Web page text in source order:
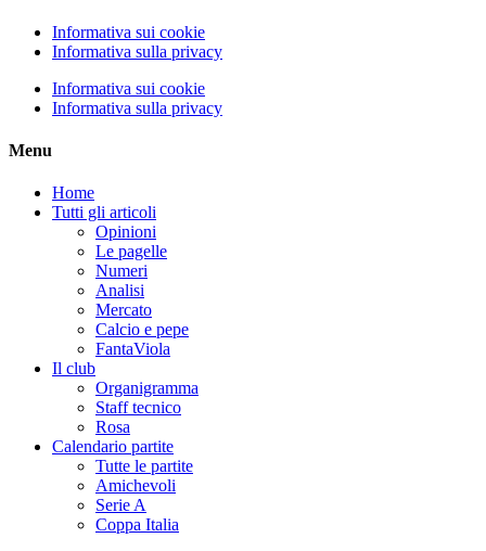
Informativa sui cookie
Informativa sulla privacy
Informativa sui cookie
Informativa sulla privacy
Menu
Home
Tutti gli articoli
Opinioni
Le pagelle
Numeri
Analisi
Mercato
Calcio e pepe
FantaViola
Il club
Organigramma
Staff tecnico
Rosa
Calendario partite
Tutte le partite
Amichevoli
Serie A
Coppa Italia